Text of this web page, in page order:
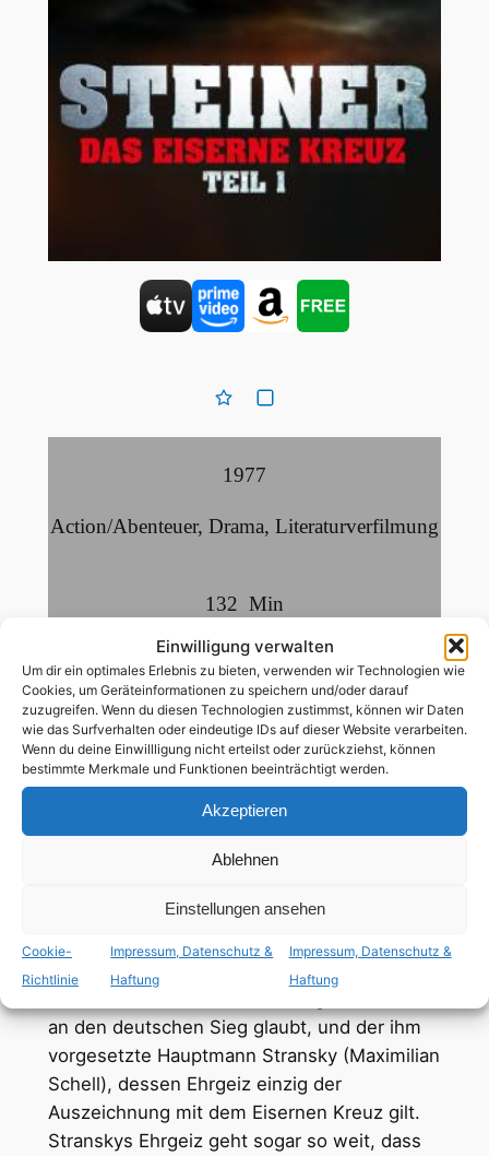
Einwilligung verwalten
Um dir ein optimales Erlebnis zu bieten, verwenden wir Technologien wie
Cookies, um Geräteinformationen zu speichern und/oder darauf
zuzugreifen. Wenn du diesen Technologien zustimmst, können wir Daten
wie das Surfverhalten oder eindeutige IDs auf dieser Website verarbeiten.
Wenn du deine Einwillligung nicht erteilst oder zurückziehst, können
bestimmte Merkmale und Funktionen beeinträchtigt werden.
Akzeptieren
Ablehnen
Einstellungen ansehen
Cookie-
Richtlinie
Impressum, Datenschutz &
Haftung
Impressum, Datenschutz &
Haftung
1977
Action/Abenteuer, Drama, Literaturverfilmung
132 Min
deutsch
ab 16 Jahren
schwule Nebenrolle
Russland, 1943: Mitten in den Wirren des
Truppen treffen zwei gegensätzliche
Soldaten aufeinander. Der kampferprobte
aber desillusionierte Feldwebel Rolf Steiner
an den deutschen Sieg glaubt, und der ihm
vorgesetzte Hauptmann Stransky (Maximilian
Schell), dessen Ehrgeiz einzig der
Auszeichnung mit dem Eisernen Kreuz gilt.
Stranskys Ehrgeiz geht sogar so weit, dass